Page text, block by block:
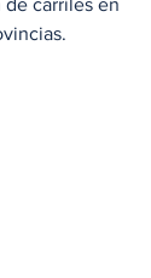
carriles en